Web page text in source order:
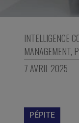
INTELLIGENCE
MANAGEMENT,
7 AVRIL 2025
PÉPITE